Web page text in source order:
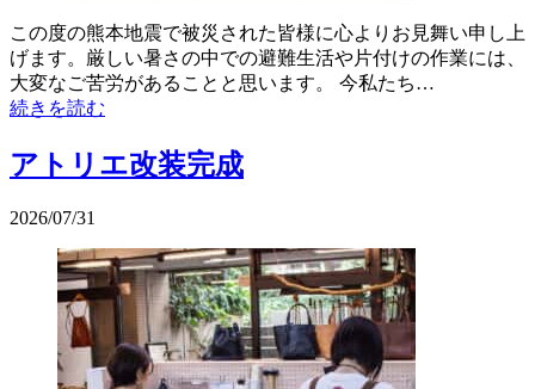
この度の熊本地震で被災された皆様に心よりお見舞い申し上
げます。厳しい暑さの中での避難生活や片付けの作業には、
大変なご苦労があることと思います。 今私たち…
続きを読む
アトリエ改装完成
2026/07/31